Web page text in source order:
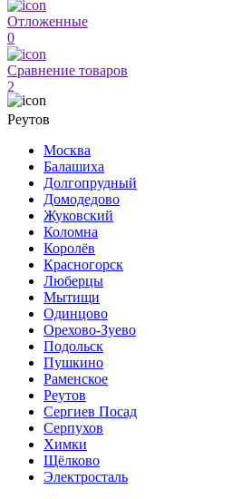
Отложенные
0
Сравнение товаров
2
Реутов
Москва
Балашиха
Долгопрудный
Домодедово
Жуковский
Коломна
Королёв
Красногорск
Люберцы
Мытищи
Одинцово
Орехово-Зуево
Подольск
Пушкино
Раменское
Реутов
Сергиев Посад
Серпухов
Химки
Щёлково
Электросталь